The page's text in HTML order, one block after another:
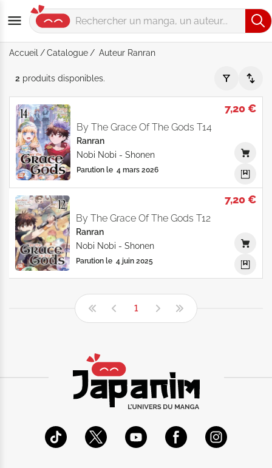
Accueil Catalogue Auteur Ranran
Auteur "Ranran" - Par Date de parution - Catalogue produits
2 produits disponibles.
7,20 €
By The Grace Of The Gods T14
Ranran
Nobi Nobi - Shonen
Parution le 4 mars 2026
7,20 €
By The Grace Of The Gods T12
Ranran
Nobi Nobi - Shonen
Parution le 4 juin 2025
1